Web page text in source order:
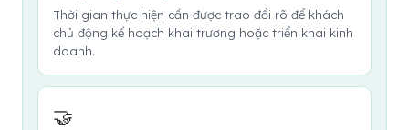
Thời gian thực hiện cần được trao đổi rõ để khách
chủ động kế hoạch khai trương hoặc triển khai kinh
doanh.
🤝